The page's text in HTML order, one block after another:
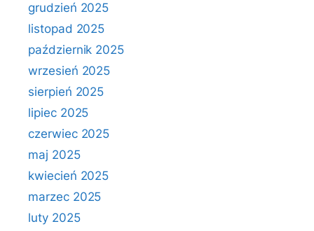
grudzień 2025
listopad 2025
październik 2025
wrzesień 2025
sierpień 2025
lipiec 2025
czerwiec 2025
maj 2025
kwiecień 2025
marzec 2025
luty 2025